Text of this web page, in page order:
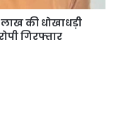
की धोखाधड़ी
गिरफ्तार